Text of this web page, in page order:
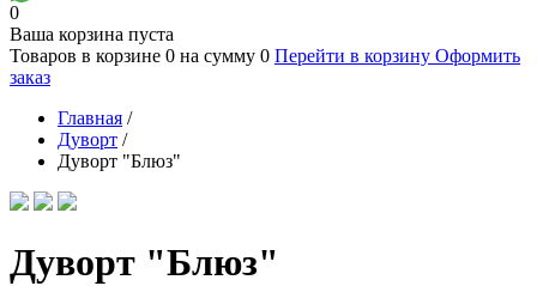
0
Ваша корзина пуста
Товаров в корзине 0 на сумму 0 Перейти в корзину Оформить
заказ
Главная /
Дуворт /
Дуворт "Блюз"
Дуворт "Блюз"